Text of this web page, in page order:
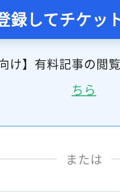
録してチケッ
け】有料記事の閲
ちら
または